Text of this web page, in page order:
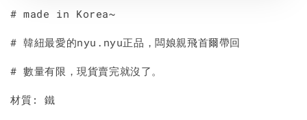
# made in Korea~
# 韓紐最愛的nyu.nyu正品，闆娘親飛首爾帶回
# 數量有限，現貨賣完就沒了。
材質: 鐵